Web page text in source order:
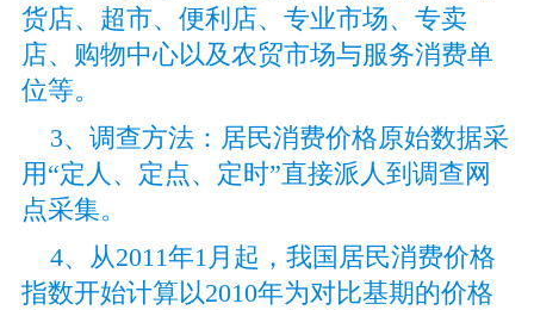
货店、超市、便利店、专业市场、专卖
店、购物中心以及农贸市场与服务消费单
位等。
3、调查方法：居民消费价格原始数据采
用“定人、定点、定时”直接派人到调查网
点采集。
4、从2011年1月起，我国居民消费价格
指数开始计算以2010年为对比基期的价格